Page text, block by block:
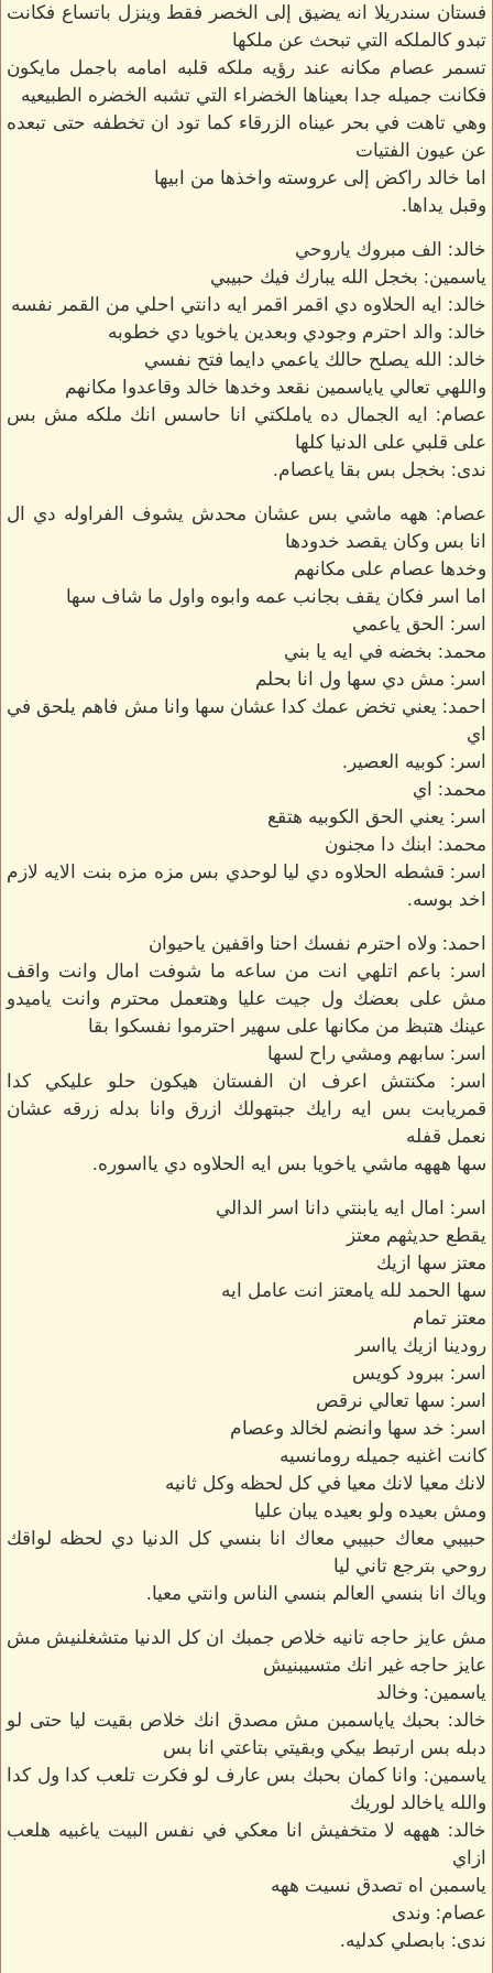
فستان سندريلا انه يضيق إلى الخصر فقط وينزل باتساع فكانت
تبدو كالملكه التي تبحث عن ملكها
تسمر عصام مكانه عند رؤيه ملكه قلبه امامه باجمل مايكون
فكانت جميله جدا بعيناها الخضراء التي تشبه الخضره الطبيعيه
وهي تاهت في بحر عيناه الزرقاء كما تود ان تخطفه حتى تبعده
عن عيون الفتيات
اما خالد راكض إلى عروسته واخذها من ابيها
وقبل يداها.
خالد: الف مبروك ياروحي
ياسمين: بخجل الله يبارك فيك حبيبي
خالد: ايه الحلاوه دي اقمر اقمر ايه دانتي احلي من القمر نفسه
خالد: والد احترم وجودي وبعدين ياخويا دي خطوبه
خالد: الله يصلح حالك ياعمي دايما فتح نفسي
واللهي تعالي ياياسمين نقعد وخدها خالد وقاعدوا مكانهم
عصام: ايه الجمال ده ياملكتي انا حاسس انك ملكه مش بس
على قلبي على الدنيا كلها
ندى: بخجل بس بقا ياعصام.
عصام: ههه ماشي بس عشان محدش يشوف الفراوله دي ال
انا بس وكان يقصد خدودها
وخدها عصام على مكانهم
اما اسر فكان يقف بجانب عمه وابوه واول ما شاف سها
اسر: الحق ياعمي
محمد: بخضه في ايه يا بني
اسر: مش دي سها ول انا بحلم
احمد: يعني تخض عمك كدا عشان سها وانا مش فاهم يلحق في
اي
اسر: كوبيه العصير.
محمد: اي
اسر: يعني الحق الكوبيه هتقع
محمد: ابنك دا مجنون
اسر: قشطه الحلاوه دي ليا لوحدي بس مزه مزه بنت الايه لازم
اخد بوسه.
احمد: ولاه احترم نفسك احنا واقفين ياحيوان
اسر: باعم اتلهي انت من ساعه ما شوفت امال وانت واقف
مش على بعضك ول جيت عليا وهتعمل محترم وانت ياميدو
عينك هتبظ من مكانها على سهير احترموا نفسكوا بقا
اسر: سابهم ومشي راح لسها
اسر: مكنتش اعرف ان الفستان هيكون حلو عليكي كدا
قمريابت بس ايه رايك جبتهولك ازرق وانا بدله زرقه عشان
نعمل قفله
سها هههه ماشي ياخويا بس ايه الحلاوه دي يااسوره.
اسر: امال ايه يابنتي دانا اسر الدالي
يقطع حديثهم معتز
معتز سها ازيك
سها الحمد لله يامعتز انت عامل ايه
معتز تمام
رودينا ازيك يااسر
اسر: ببرود كويس
اسر: سها تعالي نرقص
اسر: خد سها وانضم لخالد وعصام
كانت اغنيه جميله رومانسيه
لانك معيا لانك معيا في كل لحظه وكل ثانيه
ومش بعيده ولو بعيده يبان عليا
حبيبي معاك حبيبي معاك انا بنسي كل الدنيا دي لحظه لواقك
روحي بترجع تاني ليا
وياك انا بنسي العالم بنسي الناس وانتي معيا.
مش عايز حاجه تانيه خلاص جمبك ان كل الدنيا متشغلنيش مش
عايز حاجه غير انك متسيبنيش
ياسمين: وخالد
خالد: بحبك ياياسمبن مش مصدق انك خلاص بقيت ليا حتى لو
دبله بس ارتبط بيكي وبقيتي بتاعتي انا بس
ياسمين: وانا كمان بحبك بس عارف لو فكرت تلعب كدا ول كدا
والله ياخالد لوريك
خالد: هههه لا متخفيش انا معكي في نفس البيت ياغبيه هلعب
ازاي
ياسمبن اه تصدق نسيت ههه
عصام: وندى
ندى: بابصلي كدليه.